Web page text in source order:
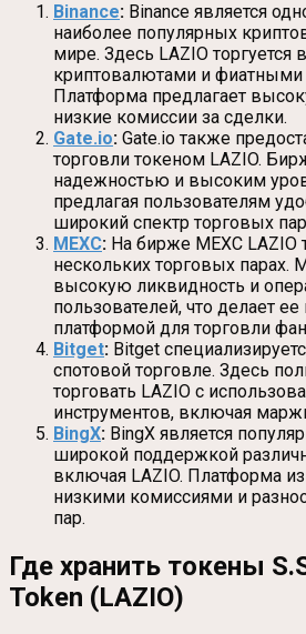
Binance: Binance является
наиболее популярных
мире. Здесь LAZIO торгуется
криптовалютами и
Платформа предлагает
низкие комиссии за сделки.
Gate.io: Gate.io также
торговли токеном LAZIO.
надежностью и высоким
предлагая пользователям
широкий спектр торговых
MEXC: На бирже MEXC LAZIO
нескольких торговых парах.
высокую ликвидность и
пользователей, что делает
платформой для торговли
Bitget: Bitget
спотовой торговле. Здесь
торговать LAZIO с
инструментов, включая
BingX: BingX является
широкой поддержкой
включая LAZIO. Платформа
низкими комиссиями и
пар.
Где хранить токены
Token (LAZIO)